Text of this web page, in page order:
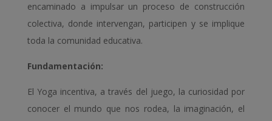
encaminado a impulsar un proceso de construcción
colectiva, donde intervengan, participen y se implique
toda la comunidad educativa.
Fundamentación:
El Yoga incentiva, a través del juego, la curiosidad por
conocer el mundo que nos rodea, la imaginación, el